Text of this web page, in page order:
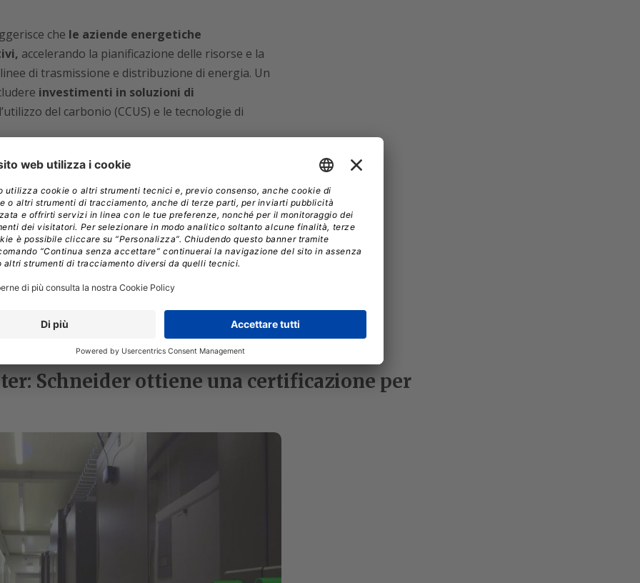
che le aziende energetiche
accelerando la pianificazione delle risorse e la
di trasmissione e distribuzione di energia. Un
investimenti in soluzioni di
del carbonio (CCUS) e le tecnologie di
UTILITIES
Schneider ottiene una certificazione per